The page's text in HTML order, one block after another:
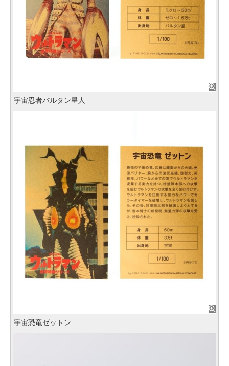
宇宙忍者バルタン星人
宇宙恐竜ゼットン